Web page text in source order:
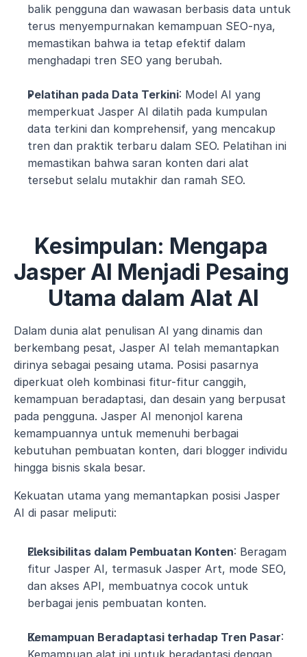
balik pengguna dan wawasan berbasis data untuk
terus menyempurnakan kemampuan SEO-nya,
memastikan bahwa ia tetap efektif dalam
menghadapi tren SEO yang berubah.
Pelatihan pada Data Terkini: Model AI yang
memperkuat Jasper AI dilatih pada kumpulan
data terkini dan komprehensif, yang mencakup
tren dan praktik terbaru dalam SEO. Pelatihan ini
memastikan bahwa saran konten dari alat
tersebut selalu mutakhir dan ramah SEO.
Kesimpulan: Mengapa
Jasper AI Menjadi Pesaing
Utama dalam Alat AI
Dalam dunia alat penulisan AI yang dinamis dan
berkembang pesat, Jasper AI telah memantapkan
dirinya sebagai pesaing utama. Posisi pasarnya
diperkuat oleh kombinasi fitur-fitur canggih,
kemampuan beradaptasi, dan desain yang berpusat
pada pengguna. Jasper AI menonjol karena
kemampuannya untuk memenuhi berbagai
kebutuhan pembuatan konten, dari blogger individu
hingga bisnis skala besar.
Kekuatan utama yang memantapkan posisi Jasper
AI di pasar meliputi:
Fleksibilitas dalam Pembuatan Konten: Beragam
fitur Jasper AI, termasuk Jasper Art, mode SEO,
dan akses API, membuatnya cocok untuk
berbagai jenis pembuatan konten.
Kemampuan Beradaptasi terhadap Tren Pasar: